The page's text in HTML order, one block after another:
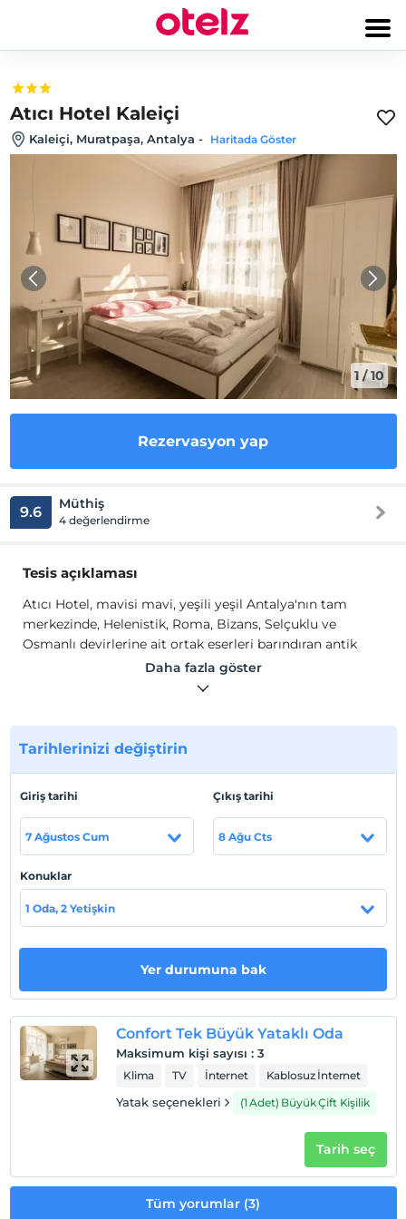
Atıcı Hotel Kaleiçi
Kaleiçi, Muratpaşa, Antalya - Haritada Göster
1 /10
Rezervasyon yap
9.6 Müthiş
4 değerlendirme
Tesis açıklaması
Atıcı Hotel, mavisi mavi, yeşili yeşil Antalya'nın tam
merkezinde, Helenistik, Roma, Bizans, Selçuklu ve
Osmanlı devirlerine ait ortak eserleri barındıran antik
kenti Kaleiçi'nde, 13 odalı mütevazi bir mola mekanıdır.
ift kişilik, şehir manzaralı/ bahçe
masa lambası, saç kurutma makinesi, makyaj aynası
mevcuttur.
Tesis lokasyon bilgileri
Hadrian Kapısı 2 dk., Saat Kulesi, Alaaddin Camii 4 dk.,
Mermerli Plajı, Hıdırlık Kulesi, Karaalioğlu Parkı 5 dk.,
Antalya Arkeoloji Müzesi 24 dk., Antalya Aquapark ve
mesafesinde, Düden Şelalesi 9 km. uzaklıktadır.
Sahil
Mavi bayraklı plaja 6 dk. yürüme mesafesindedir.
Haritada Göster
Otel koşulları
En geç saat 11:00 ve öncesi
Daha fazla göster
Tarihlerinizi değiştirin
Giriş tarihi
7 Ağustos Cum
Çıkış tarihi
8 Ağu Cts
Konuklar
1 Oda, 2 Yetişkin
Yer durumuna bak
Confort Tek Büyük Yataklı Oda
Maksimum kişi sayısı : 3
Klima TV İnternet Kablosuz İnternet
Yatak seçenekleri (1 Adet) Büyük Çift Kişilik
Tarih seç
Tüm yorumlar (3)